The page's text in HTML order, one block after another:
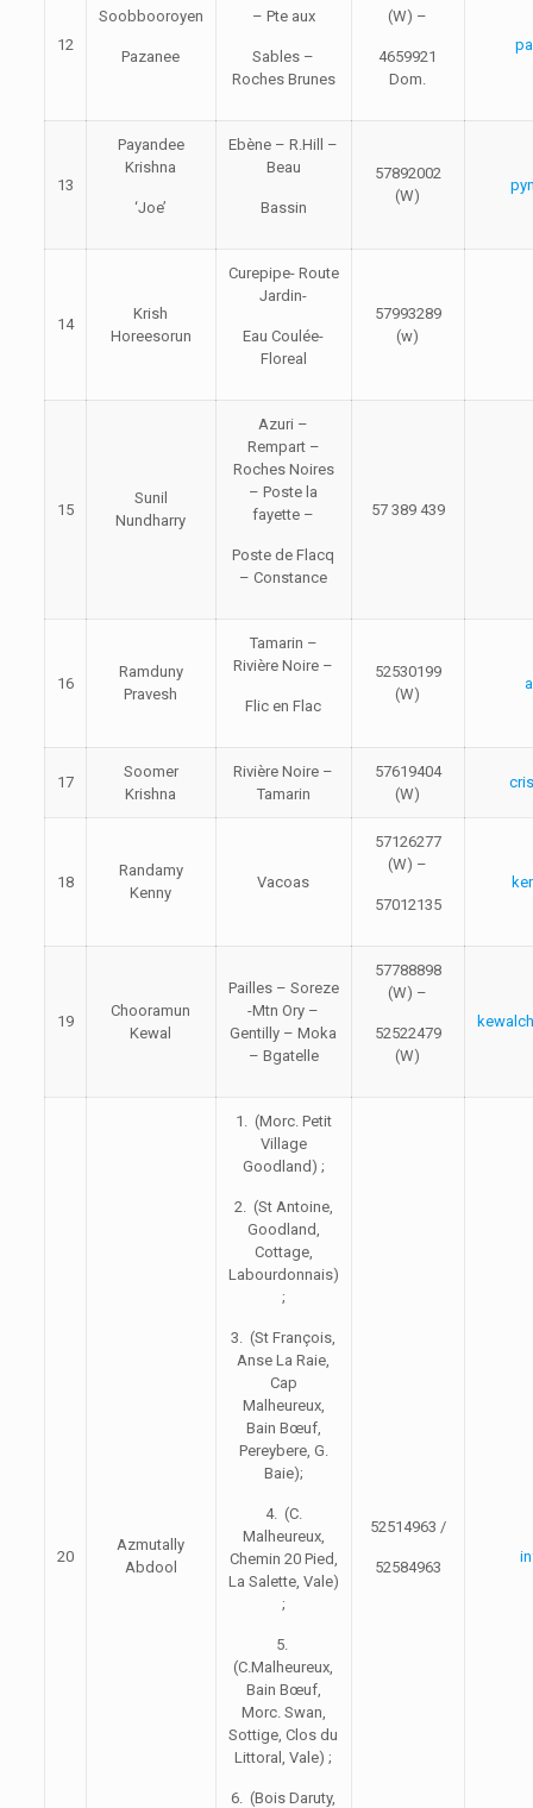
12
Soobbooroyen
Pazanee
– Pte aux
Sables –
Roches Brunes
(W) –
4659921
Dom.
13
Payandee
Krishna
‘Joe’
Ebène – R.Hill –
Beau
Bassin
57892002
(W)
14
Krish
Horeesorun
Curepipe- Route
Jardin-
Eau Coulée-
Floreal
57993289
(w)
15
Sunil
Nundharry
Azuri –
Rempart –
Roches Noires
– Poste la
fayette –
Poste de Flacq
– Constance
57 389 439
16
Ramduny
Pravesh
Tamarin –
Rivière Noire –
Flic en Flac
52530199
(W)
17
Soomer
Krishna
Rivière Noire –
Tamarin
57619404
(W)
18
Randamy
Kenny
Vacoas
57126277
(W) –
57012135
19
Chooramun
Kewal
Pailles – Soreze
-Mtn Ory –
Gentilly – Moka
– Bgatelle
57788898
(W) –
52522479
(W)
20
Azmutally
Abdool
1. (Morc. Petit
Village
Goodland) ;
2. (St Antoine,
Goodland,
Cottage,
Labourdonnais)
;
3. (St François,
Anse La Raie,
Cap
Malheureux,
Bain Bœuf,
Pereybere, G.
Baie);
4. (C.
Malheureux,
Chemin 20 Pied,
La Salette, Vale)
;
5.
(C.Malheureux,
Bain Bœuf,
Morc. Swan,
Sottige, Clos du
Littoral, Vale) ;
6. (Bois Daruty,
52514963 /
52584963